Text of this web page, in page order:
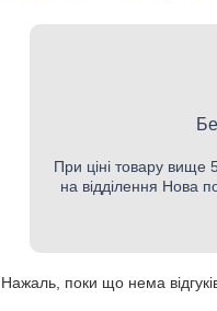
При ціні товару вище
на відділення Нова
Нажаль, поки що нема